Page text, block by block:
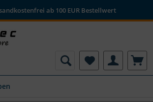
ab 100 EUR Bestellwert